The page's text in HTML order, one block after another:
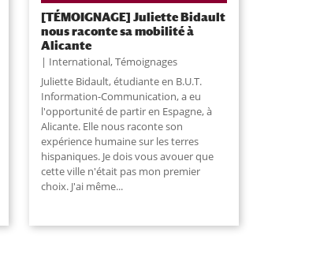
[TÉMOIGNAGE] Juliette Bidault
nous raconte sa mobilité à
Alicante
International,Témoignages
Juliette Bidault, étudiante en B.U.T.
Information-Communication, a eu
l'opportunité de partir en Espagne, à
Alicante. Elle nous raconte son
expérience humaine sur les terres
hispaniques. Je dois vous avouer que
cette ville n'était pas mon premier
choix. J'ai même...